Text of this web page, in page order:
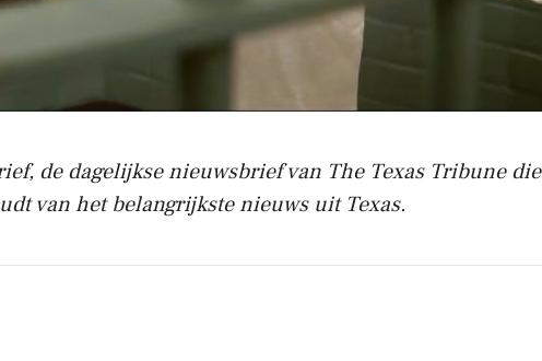
de dagelijkse nieuwsbrief van The Texas Tribune die
van het belangrijkste nieuws uit Texas.